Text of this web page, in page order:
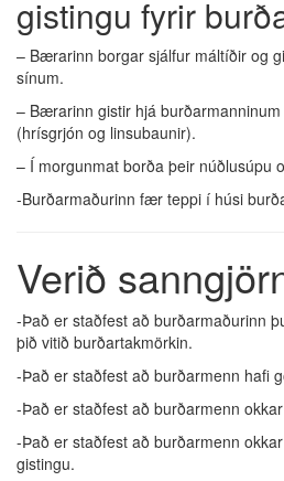
gistingu fyrir
– Bærarinn borgar sjálfur máltíðir og
sínum.
– Bærarinn gistir hjá
(hrísgrjón og linsubaunir).
– Í morgunmat borða þeir núðlusúpu
-Burðarmaðurinn fær teppi í húsi
Verið
-Það er staðfest að burðarmaðurinn
þið vitið burðartakmörkin.
-Það er staðfest að burðarmenn hafi
-Það er staðfest að burðarmenn
-Það er staðfest að burðarmenn
gistingu.